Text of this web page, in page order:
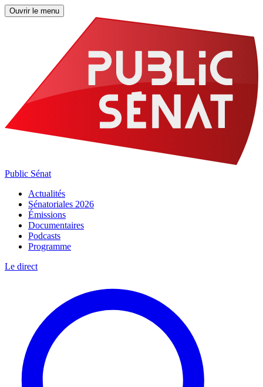
Ouvrir le menu
Public Sénat
Actualités
Sénatoriales 2026
Émissions
Documentaires
Podcasts
Programme
Le direct